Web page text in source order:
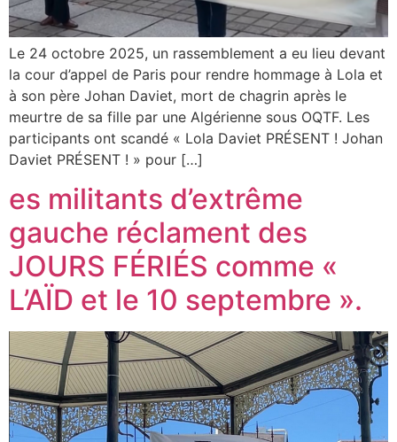
Le 24 octobre 2025, un rassemblement a eu lieu devant
la cour d’appel de Paris pour rendre hommage à Lola et
à son père Johan Daviet, mort de chagrin après le
meurtre de sa fille par une Algérienne sous OQTF. Les
participants ont scandé « Lola Daviet PRÉSENT ! Johan
Daviet PRÉSENT ! » pour […]
es militants d’extrême
gauche réclament des
JOURS FÉRIÉS comme «
L’AÏD et le 10 septembre ».